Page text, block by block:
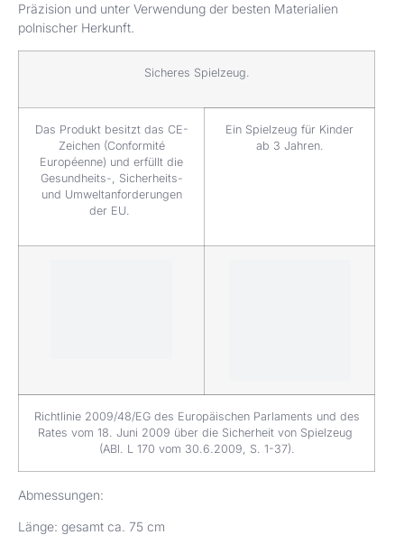
Präzision und unter Verwendung der besten Materialien
polnischer Herkunft.
Sicheres Spielzeug.
Das Produkt besitzt das CE-
Zeichen (Conformité
Européenne) und erfüllt die
Gesundheits-, Sicherheits-
und Umweltanforderungen
der EU.
Ein Spielzeug für Kinder
ab 3 Jahren.
Richtlinie 2009/48/EG des Europäischen Parlaments und des
Rates vom 18. Juni 2009 über die Sicherheit von Spielzeug
(ABl. L 170 vom 30.6.2009, S. 1-37).
Abmessungen:
Länge: gesamt ca. 75 cm